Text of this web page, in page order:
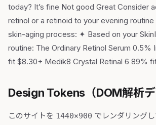
today? It’s fine Not good Great Consider
retinol or a retinoid to your evening
skin-aging process: ✦ Based on your
routine: The Ordinary Retinol Serum 0.5%
fit $8.30+ Medik8 Crystal Retinal 6 89%
Design Tokens（DOM解析デ
このサイトを 1440×900 でレンダリング